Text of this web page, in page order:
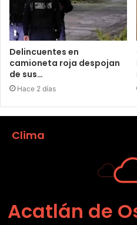
Delincuentes en
camioneta roja despojan
de sus…
Hace 2 días
Clima
Acatlán de